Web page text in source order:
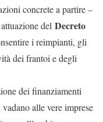
concrete a partire –
del Decreto
i reimpianti, gli
dei frantoi e degli
dei finanziamenti
alle vere imprese